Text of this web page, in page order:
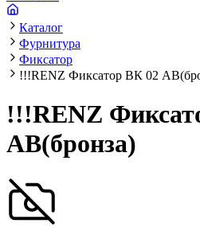
Каталог
Фурнитура
Фиксатор
!!!RENZ Фиксатор ВК 02
!!!RENZ
AB(бронза)